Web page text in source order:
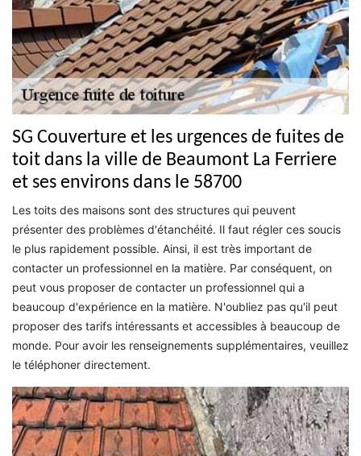
SG Couverture et les urgences de fuites de
toit dans la ville de Beaumont La Ferriere
et ses environs dans le 58700
Les toits des maisons sont des structures qui peuvent
présenter des problèmes d'étanchéité. Il faut régler ces soucis
le plus rapidement possible. Ainsi, il est très important de
contacter un professionnel en la matière. Par conséquent, on
peut vous proposer de contacter un professionnel qui a
beaucoup d'expérience en la matière. N'oubliez pas qu'il peut
proposer des tarifs intéressants et accessibles à beaucoup de
monde. Pour avoir les renseignements supplémentaires, veuillez
le téléphoner directement.